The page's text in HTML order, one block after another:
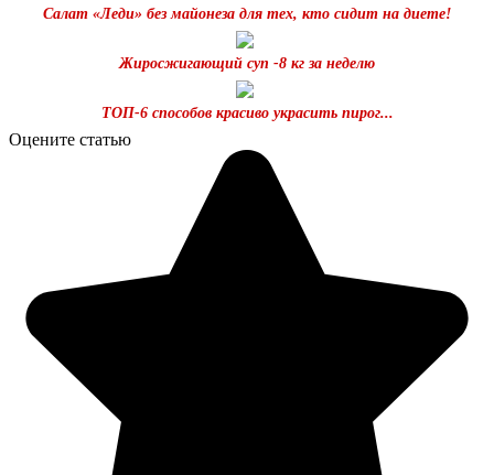
Салат «Леди» без майонеза для тех, кто сидит на диете!
Жиросжигающий суп -8 кг за неделю
ТОП-6 способов красиво украсить пирог...
Оцените статью